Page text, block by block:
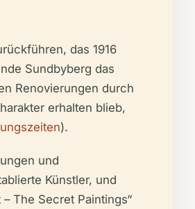
das 1916
Sundbyberg das
Renovierungen durch
erhalten blieb,
).
und
Künstler, und
The Secret Paintings“